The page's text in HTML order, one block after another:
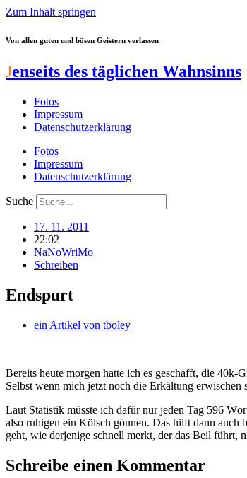
Zum Inhalt springen
Von allen guten und bösen Geistern verlassen
Jenseits des täglichen Wahnsinns
Fotos
Impressum
Datenschutzerklärung
Fotos
Impressum
Datenschutzerklärung
Suche
17. 11. 2011
22:02
NaNoWriMo
Schreiben
Endspurt
ein Artikel von tboley
Bereits heute morgen hatte ich es geschafft, die
Selbst wenn mich jetzt noch die Erkältung
Laut Statistik müsste ich dafür nur jeden Tag 596
also ruhigen ein Kölsch gönnen. Das hilft dann auch
geht, wie derjenige schnell merkt, der das Beil führt,
Schreibe einen Kommentar